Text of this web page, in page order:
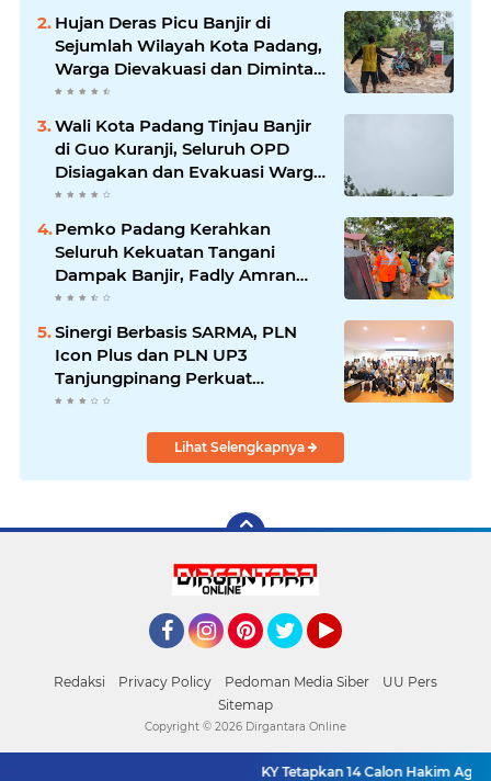
Hujan Deras Picu Banjir di
Sejumlah Wilayah Kota Padang,
Warga Dievakuasi dan Diminta
Waspada Banjir Susulan
Wali Kota Padang Tinjau Banjir
di Guo Kuranji, Seluruh OPD
Disiagakan dan Evakuasi Warga
Dipercepat
Pemko Padang Kerahkan
Seluruh Kekuatan Tangani
Dampak Banjir, Fadly Amran
Desak Percepatan Proyek
Sinergi Berbasis SARMA, PLN
Icon Plus dan PLN UP3
Tanjungpinang Perkuat
Kolaborasi Strategis
Lihat Selengkapnya
Redaksi Privacy Policy Pedoman Media Siber
UU Pers
Sitemap
KY Tetapkan 14 Calon Hakim
Copyright © 2026 Dirgantara Online